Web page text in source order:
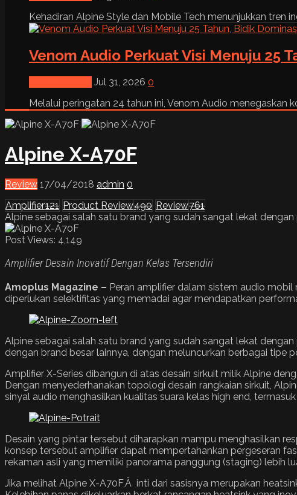
Kehadiran Alpine Style dan Mobile Tech menunjukkan tren
Venom Audio Perkuat Visi Menuju 25
Jul 31, 2026 0
Melalui peringatan 24 tahun ini, Venom Audio menegaskan
Alpine X-A70F
Review 17/04/2018 admin 0
Amplifier121 Product Review490 Review761
Alpine sebagai salah satu brand yang sudah sangat lekat
Post Views: 4,149
Amplifier Desain Inovatif Dengan Kelas Tersendiri
Amoplus Magazine – Peran amplifier dalam sistem audio mobil
diperlukan selektifitas yang memadai agar mendapatkan
Alpine sebagai salah satu brand yang sudah sangat lekat
dengan brand besar lainnya, dengan meluncurkan berbagai tipe
Amplifier X-Series dibangun di atas desain sirkuit milik Alpine
Dengan menyederhanakan topologi desain rangkaian sirkuit,
sinyal audio menghasilkan kualitas suara kelas high end,
Desain yang pintar tersebut diharapkan mampu menghasilkan
konsep tersebut amplifier dapat mempertahankan pergeseran
rekaman asli yang memiliki panorama panggung (staging) lebih
Jika melihat Alpine X-A70F,Â inti dari sasisnya merupakan